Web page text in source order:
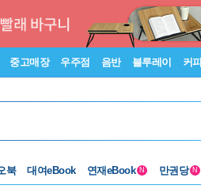
중고매장 우주점 음반 블루레이 커피
북 대여eBook 연재eBook N 만권당 N